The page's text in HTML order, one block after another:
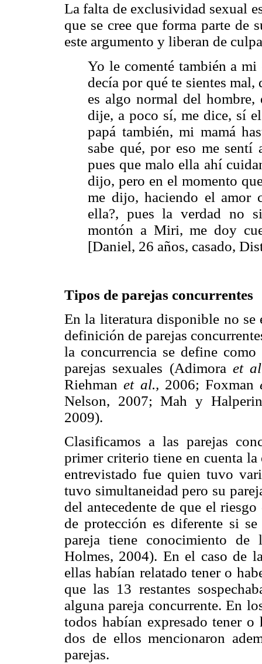
La falta de exclusividad sexual
que se cree que forma parte de
este argumento y liberan de
Yo le comenté también a
decía por qué te sientes mal,
es algo normal del
dije, a poco sí, me dice, sí
papá también, mi mamá
sabe qué, por eso me
pues que malo ella ahí
dijo, pero en el momento
me dijo, haciendo el amor
ella?, pues la verdad no
montón a Miri, me doy
[Daniel, 26 años, casado,
Tipos de parejas concurrentes
En la literatura disponible no se
definición de parejas
la concurrencia se define
parejas sexuales (Adimoraet
Riehmanet al., 2006; Foxman
Nelson, 2007; Mah y
2009).
Clasificamos a las parejas
primer criterio tiene en cuenta
entrevistado fue quien tuvo
tuvo simultaneidad pero su
del antecedente de que el
de protección es diferente si
pareja tiene conocimiento de
Holmes, 2004). En el caso de
ellas habían relatado tener o
que las 13 restantes
alguna pareja concurrente. En
todos habían expresado tener
dos de ellos mencionaron
parejas.